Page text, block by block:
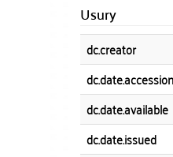
Usury
dc.creator
dc.date.available
dc.date.issued